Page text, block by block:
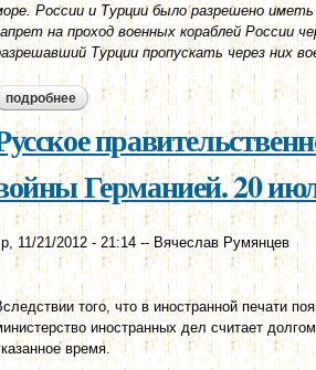
России и Турции было разрешено
на проход военных кораблей России
Турции пропускать через них
подробнее о лондонская конвенция 1871 г.
Германией. 20
11/21/2012 - 21:14 --Вячеслав Румянцев
того, что в иностранной печати
иностранных дел считает
время.